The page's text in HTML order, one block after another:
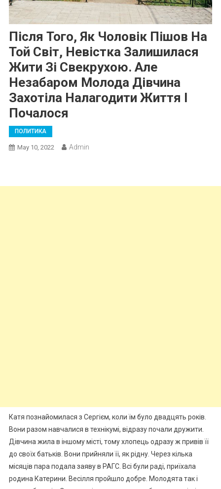
Після Того, Як Чоловік Пішов На
Той Світ, Невістка Залишилася
Жити Зі Свекрухою. Але
Незабаром Молода Дівчина
Захотіла Налагодити Життя І
Почалося
ПОЛИТИКА
May 10, 2022 Admin
Катя познайомилася з Сергієм, коли їм було двадцять років.
Вони разом навчалися в технікумі, відразу почали дружити.
Дівчина жила в іншому місті, тому хлопець одразу ж привів її
до своїх батьків. Вони прийняли її, як рідну. Через кілька
місяців пара подала заяву в РАГС. Всі були раді, приїхала
родина Катерини. Весілля пройшло добре. Молодята так і